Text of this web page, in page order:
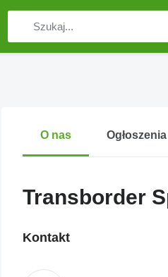
O nas Ogłoszenia
Transborder
Kontakt